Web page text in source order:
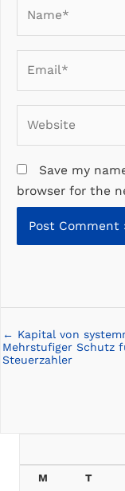
Save my
browser for the
Posts
navigation
← Kapital von
Mehrstufiger Schutz
Steuerzahler
M T